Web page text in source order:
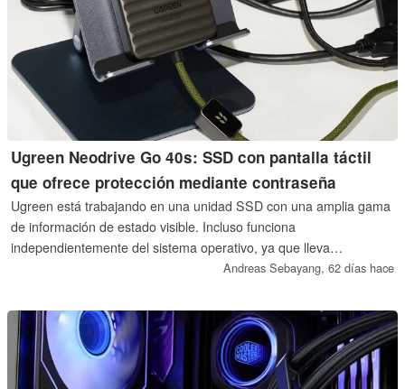
Ugreen Neodrive Go 40s: SSD con pantalla táctil
que ofrece protección mediante contraseña
Ugreen está trabajando en una unidad SSD con una amplia gama
de información de estado visible. Incluso funciona
independientemente del sistema operativo, ya que lleva
incorporada una pequeña pantalla táctil en la SSD. Ugreen nos
Andreas Sebayang, 62 días hace